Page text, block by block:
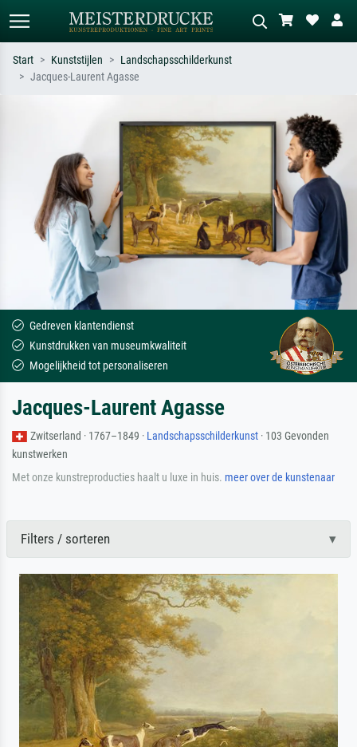
Monet, Sterrennacht, impressionisme,
Hokusai-golf, naakt.
Beschrijf de scène – bijv. groene
weide, abstract met veel rood, donker
olieverfschilderij, staand naakt naast
Start Kunststijlen
Landschapsschilderkunst
Jacques-Laurent Agasse
Gedreven klantendienst
Kunstdrukken van museumkwaliteit
Mogelijkheid tot personaliseren
Jacques-Laurent Agasse
Zwitserland · 1767–1849 · Landschapsschilderkunst · 103 Gevonden
kunstwerken
Met onze kunstreproducties haalt u luxe in huis. meer over de kunstenaar
Filters / sorteren